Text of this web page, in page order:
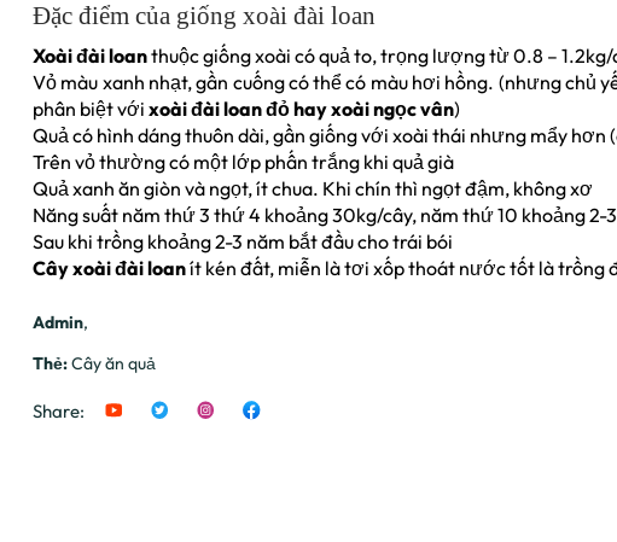
Đặc điểm của giống xoài đài loan
Xoài đài loanthuộc giống xoài có quả to, trọng lượng từ 0.8 – 1.2kg/
Vỏ màu xanh nhạt, gần cuống có thể có màu hơi hồng. (nhưng chủ
phân biệt với xoài đài loan đỏ hay xoài ngọc vân)
Quả có hình dáng thuôn dài, gần giống với xoài thái nhưng mẩy hơn
Trên vỏ thường có một lớp phấn trắng khi quả già
Quả xanh ăn giòn và ngọt, ít chua. Khi chín thì ngọt đậm, không xơ
Năng suất năm thứ 3 thứ 4 khoảng 30kg/cây, năm thứ 10 khoảng 2-
Sau khi trồng khoảng 2-3 năm bắt đầu cho trái bói
Cây xoài đài loanít kén đất, miễn là tơi xốp thoát nước tốt là trồng
Admin,
Thẻ:Cây ăn quả
Share: